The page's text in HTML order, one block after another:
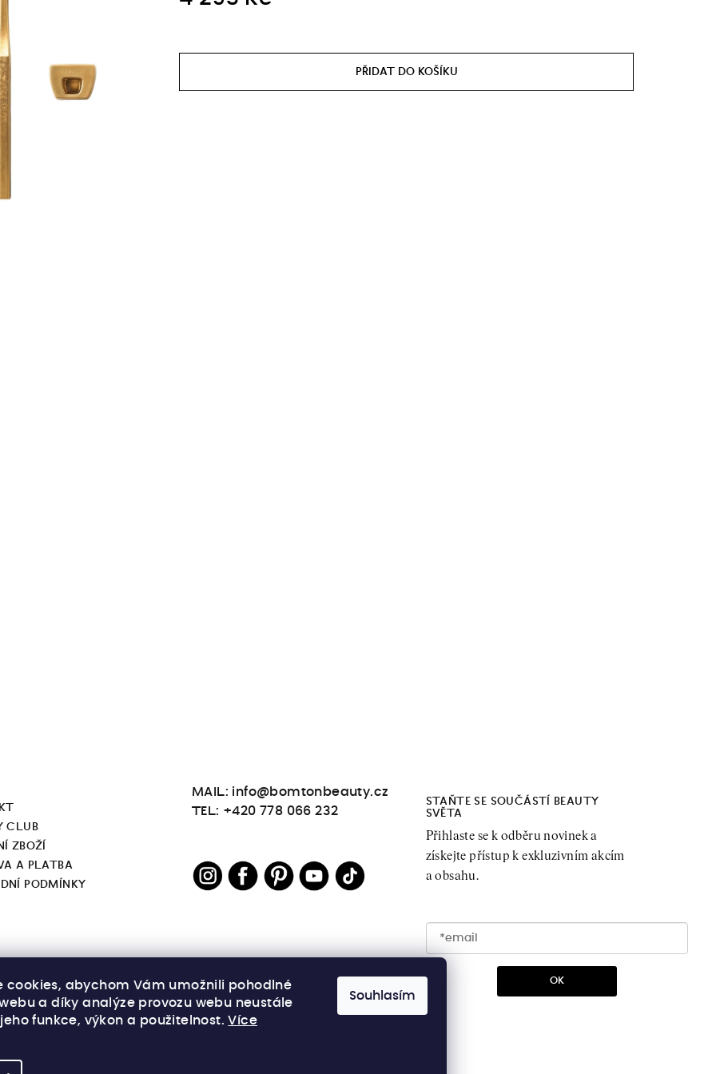
cookies, abychom Vám umožnili pohodlné
a díky analýze provozu webu neustále
funkce, výkon a použitelnost.Více
Souhlasím
cena:
CLUB
ZBOŽÍ
A PLATBA
PODMÍNKY
MAIL: info@bomtonbeauty.cz
TEL: +420 778 066 232
STAŇTE SE SOUČÁSTÍ BEAUTY
SVĚTA
Přihlaste se k odběru novinek a
získejte přístup k exkluzivním akcím
a obsahu.
OK